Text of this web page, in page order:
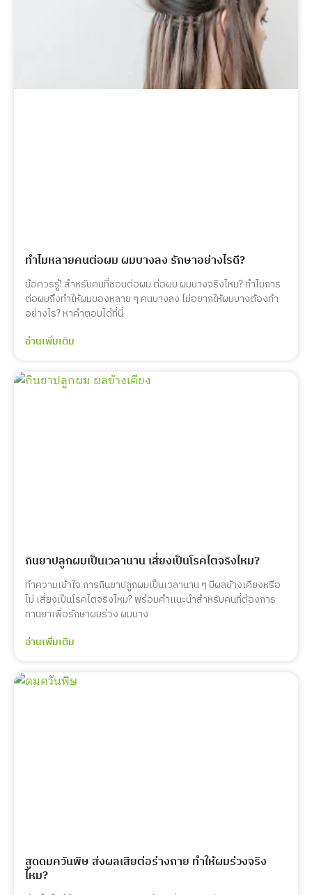
ทำไมหลายคนต่อผม ผมบางลง รักษาอย่างไรดี?
ข้อควรรู้! สำหรับคนที่ชอบต่อผม ต่อผม ผมบางจริงไหม? ทำไมการ
ต่อผมถึงทำให้ผมของหลาย ๆ คนบางลง ไม่อยากให้ผมบางต้องทำ
อย่างไร? หาคำตอบได้ที่นี่
อ่านเพิ่มเติม
กินยาปลูกผมเป็นเวลานาน เสี่ยงเป็นโรคไตจริงไหม?
ทำความเข้าใจ การกินยาปลูกผมเป็นเวลานาน ๆ มีผลข้างเคียงหรือ
ไม่ เสี่ยงเป็นโรคไตจริงไหม? พร้อมคำแนะนำสำหรับคนที่ต้องการ
ทานยาเพื่อรักษาผมร่วง ผมบาง
อ่านเพิ่มเติม
สูดดมควันพิษ ส่งผลเสียต่อร่างกาย ทำให้ผมร่วงจริง
ไหม?